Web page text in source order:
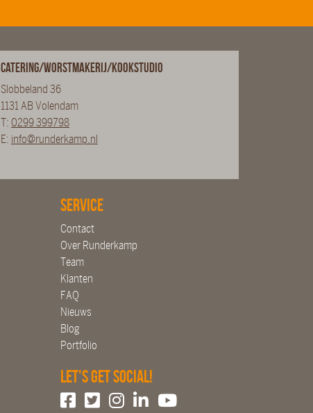
Catering/Worstmakerij/Kookstudio
Slobbeland 36
1131 AB Volendam
T: 0299 399798
E: info@runderkamp.nl
Service
Contact
Over Runderkamp
Team
Klanten
FAQ
Nieuws
Blog
Portfolio
Let's get social!